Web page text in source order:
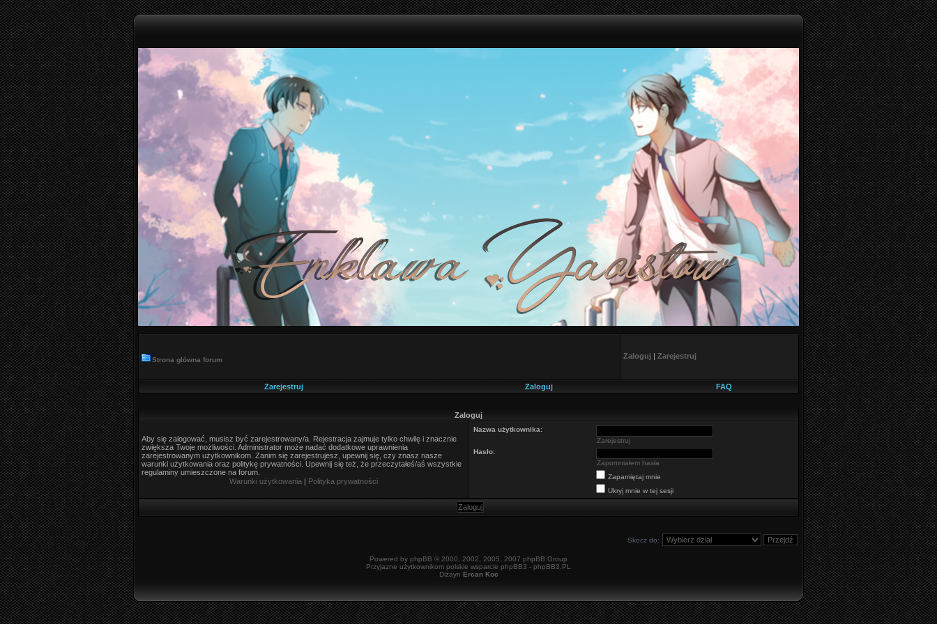
Strona główna forum Zaloguj | Zarejestruj
Zarejestruj Zaloguj FAQ
Zaloguj
Aby się zalogować, musisz być zarejestrowany/a. Rejestracja zajmuje tylko chwilę i znacznie
zwiększa Twoje możliwości. Administrator może nadać dodatkowe uprawnienia
zarejestrowanym użytkownikom. Zanim się zarejestrujesz, upewnij się, czy znasz nasze
warunki użytkowania oraz politykę prywatności. Upewnij się też, że przeczytałeś/aś wszystkie
regulaminy umieszczone na forum.
Warunki użytkowania | Polityka prywatności
Nazwa użytkownika:
Zarejestruj
Hasło:
Zapomniałem hasła
Zapamiętaj mnie
Ukryj mnie w tej sesji
Skocz do:
Powered by phpBB © 2000, 2002, 2005, 2007 phpBB Group
Przyjazne użytkownikom polskie wsparcie phpBB3 - phpBB3.PL
Dizayn Ercan Koc